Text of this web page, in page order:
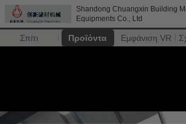
Shandong Chuangxin Building
Equipments Co., Ltd
Σπίτι Προϊόντα Εμφάνιση VR